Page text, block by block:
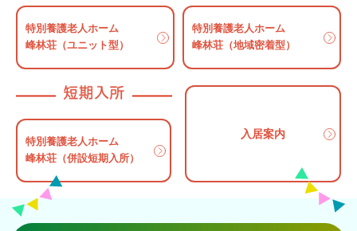
特別養護老人ホーム
峰林荘（ユニット型）
特別養護老人ホーム
峰林荘（地域密着型）
特別養護老人ホーム
峰林荘（併設短期入所）
入居案内